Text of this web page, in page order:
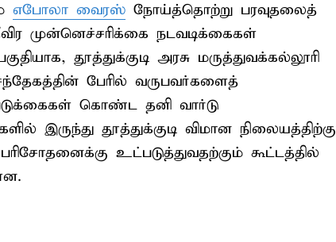
எபோலா வைரஸ் நோய்த்தொற்று பரவுதலைத்
முன்னெச்சரிக்கை நடவடிக்கைகள்
தூத்துக்குடி அரசு மருத்துவக்கல்லூரி
பேரில் வருபவர்களைத்
கொண்ட தனி வார்டு
இருந்து தூத்துக்குடி விமான நிலையத்திற்கு
உட்படுத்துவதற்கும் கூட்டத்தில்